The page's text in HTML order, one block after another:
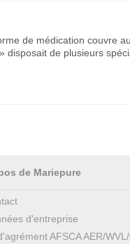
de médication couvre
de plusieurs
de Mariepure
d'entreprise
AFSCA AER/